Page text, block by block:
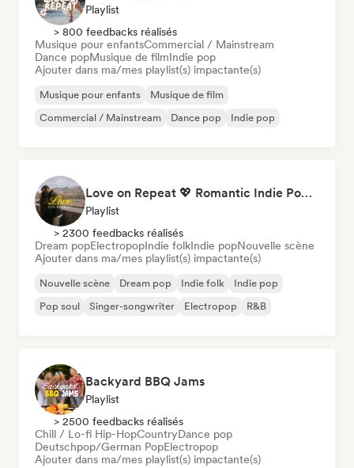
Playlist
> 800 feedbacks réalisés
Musique pour enfantsCommercial / Mainstream
Dance popMusique de filmIndie pop
Ajouter dans ma/mes playlist(s) impactante(s)
Musique pour enfants
Musique de film
Commercial / Mainstream
Dance pop Indie pop
Love on Repeat 💖 Romantic Indie Pop, Neo Soul & Singer-Songwriter
Playlist
> 2300 feedbacks réalisés
Dream popElectropopIndie folkIndie popNouvelle scène
Ajouter dans ma/mes playlist(s) impactante(s)
Nouvelle scène Dream pop Indie folk
Indie pop
Pop soul
Singer-songwriter Electropop R&B
Backyard BBQ Jams
Playlist
> 2500 feedbacks réalisés
Chill / Lo-fi Hip-HopCountryDance pop
Deutschpop/German PopElectropop
Ajouter dans ma/mes playlist(s) impactante(s)